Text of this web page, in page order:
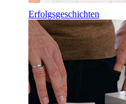
Erfolgsgeschichten